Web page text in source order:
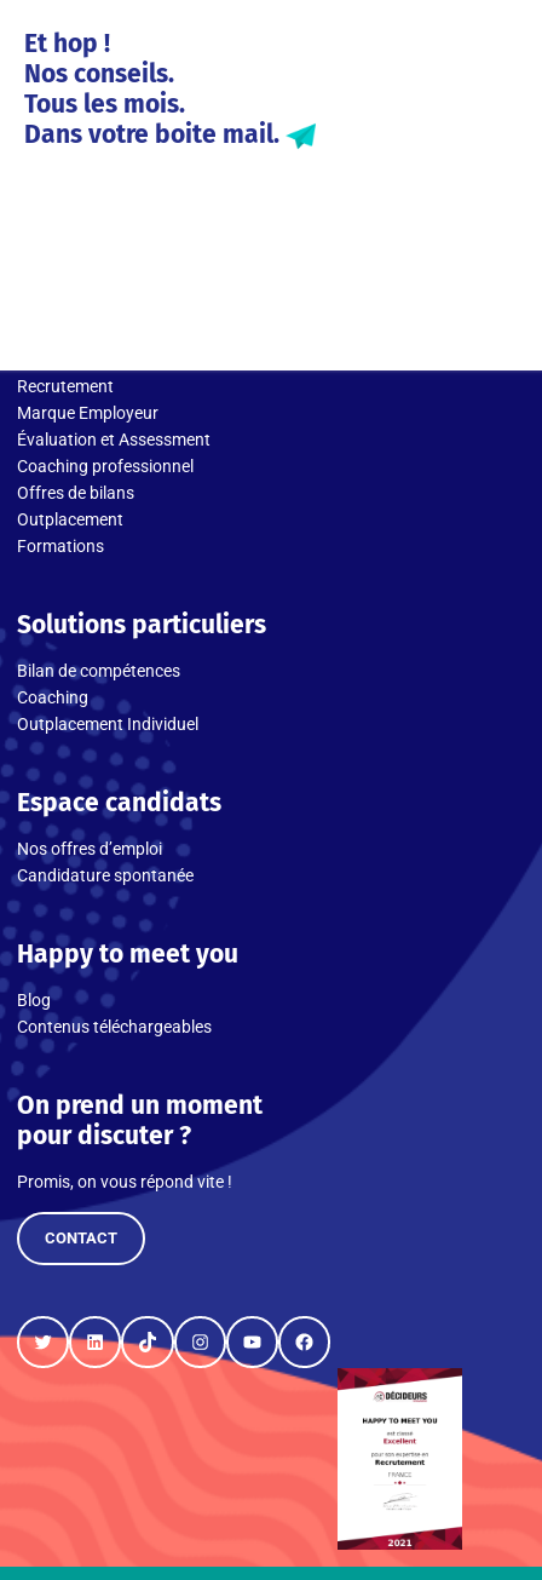
Et hop !
Nos conseils.
Tous les mois.
Dans votre boite mail.
Recrutement
Marque Employeur
Évaluation et Assessment
Coaching professionnel
Offres de bilans
Outplacement
Formations
Solutions particuliers
Bilan de compétences
Coaching
Outplacement Individuel
Espace candidats
Nos offres d’emploi
Candidature spontanée
Happy to meet you
Blog
Contenus téléchargeables
On prend un moment
pour discuter ?
Promis, on vous répond vite !
CONTACT
TwitterLinkedInTikTokInstagram
YouTubeFacebook